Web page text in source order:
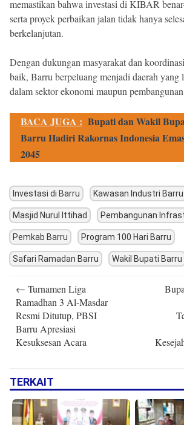
memastikan bahwa investasi di KIBAR
serta proyek perbaikan jalan tidak hanya
berkelanjutan.
Dengan dukungan masyarakat dan
baik, Barru berpeluang menjadi daerah yang
dalam sektor ekonomi maupun
BACA JUGA : Bupati dan Wakil
Barru Hadiri Rakornas Indonesia
2045
Investasi di Barru Kawasan Industri Barru
Masjid Nurul Ittihad Pembangunan
Pemkab Barru Program 100 Hari Barru
Safari Ramadan Barru Wakil Bupati Barru
navigation
← Turnamen Liga
Ramadhan 3 Al-Masdar
Resmi Ditutup, PBSI
Barru Apresiasi
Kesuksesan Acara
TERKAIT